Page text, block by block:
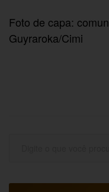
Foto de capa:
Guyraroka/Cimi